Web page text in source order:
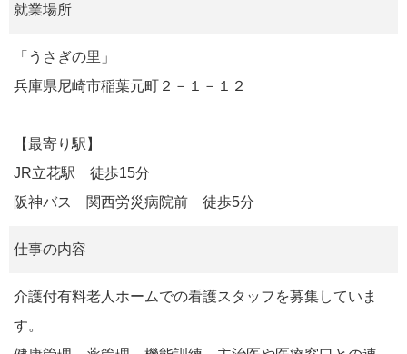
就業場所
「うさぎの里」
兵庫県尼崎市稲葉元町２－１－１２
【最寄り駅】
JR立花駅 徒歩15分
阪神バス 関西労災病院前 徒歩5分
仕事の内容
介護付有料老人ホームでの看護スタッフを募集していま
す。